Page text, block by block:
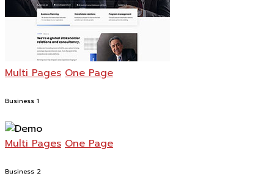
Multi Pages One Page
Business 1
Multi Pages One Page
Business 2